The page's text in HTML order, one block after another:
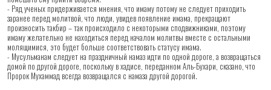
- Ряд ученых придерживается мнения, что имаму потому не следует приходить
заранее перед молитвой, что люди, увидев появление имама, прекращают
произносить такбир – так происходило с некоторыми сподвижниками, поэтому
имаму желательно не находиться перед началом молитвы вместе с остальными
молящимися, это будет больше соответствовать статусу имама.
- Мусульманам следует на праздничный намаз идти по одной дороге, а возвращаться
домой по другой дороге, поскольку в хадисе, переданном Аль-Бухари, сказано, что
Пророк Мухаммад всегда возвращался с намаза другой дорогой.